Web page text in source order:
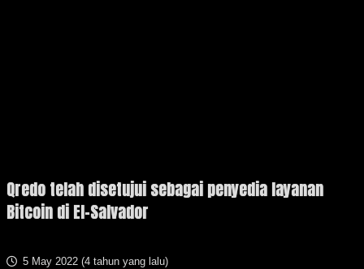
Qredo telah disetujui sebagai penyedia layanan
Bitcoin di El-Salvador
5 May 2022 (4 tahun yang lalu)